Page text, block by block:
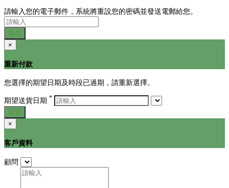
請輸入您的電子郵件，系統將重設您的密碼並發送電郵給您。
提交
×
重新付款
您選擇的期望日期及時段已過期，請重新選擇。
期望送貨日期 *
提交
×
客戶資料
顧問